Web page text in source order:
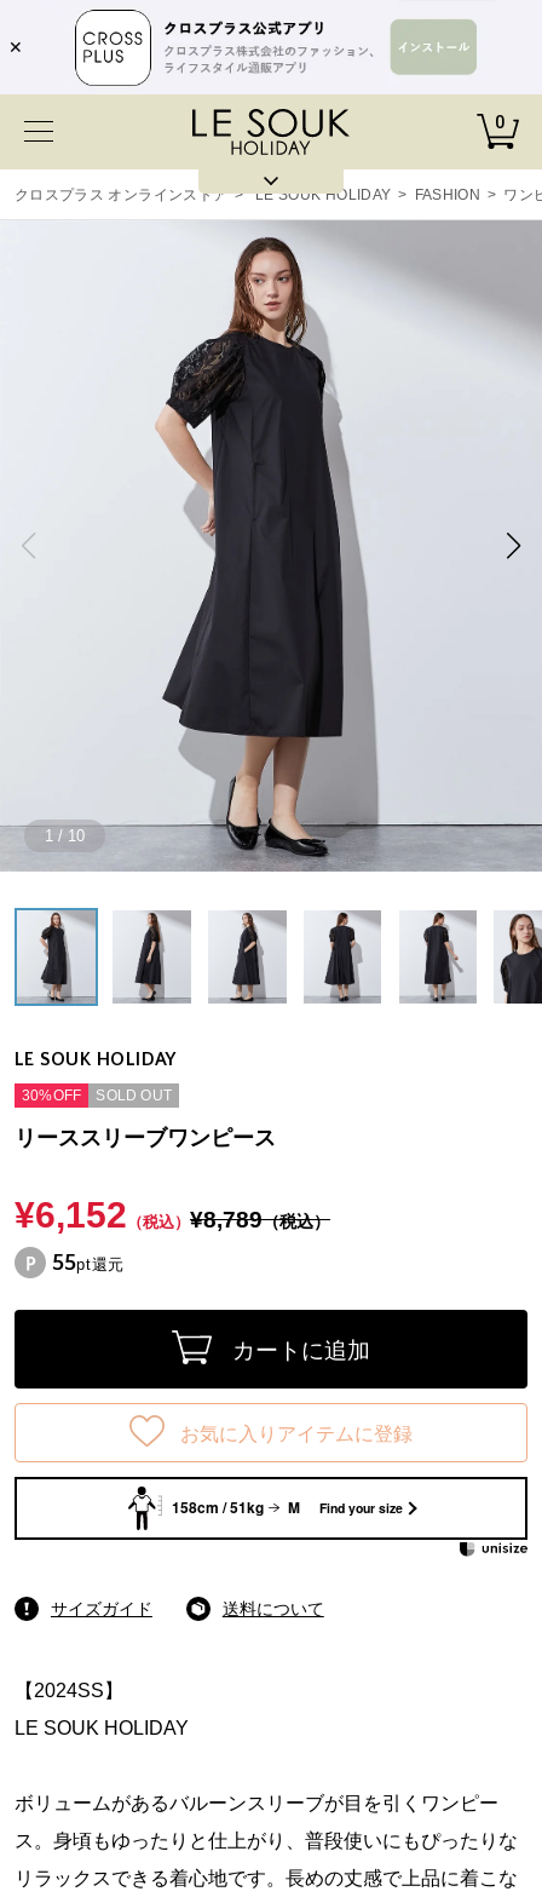
✕
0
クロスプラス オンラインストア > LE SOUK HOLIDAY > FASHION > ワン
1 / 10
LE SOUK HOLIDAY
30%OFF SOLD OUT
リーススリーブワンピース
¥6,152 （税込） ¥8,789（税込）
55pt還元
カートに追加
お気に入りアイテムに登録
158cm / 51kg M Find your size
サイズガイド 送料について
【2024SS】
LE SOUK HOLIDAY
ボリュームがあるバルーンスリーブが目を引くワンピー
ス。身頃もゆったりと仕上がり、普段使いにもぴったりな
リラックスできる着心地です。長めの丈感で上品に着こな